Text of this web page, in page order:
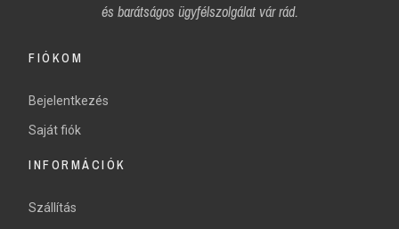
és barátságos ügyfélszolgálat vár rád.
FIÓKOM
Bejelentkezés
Saját fiók
INFORMÁCIÓK
Szállítás